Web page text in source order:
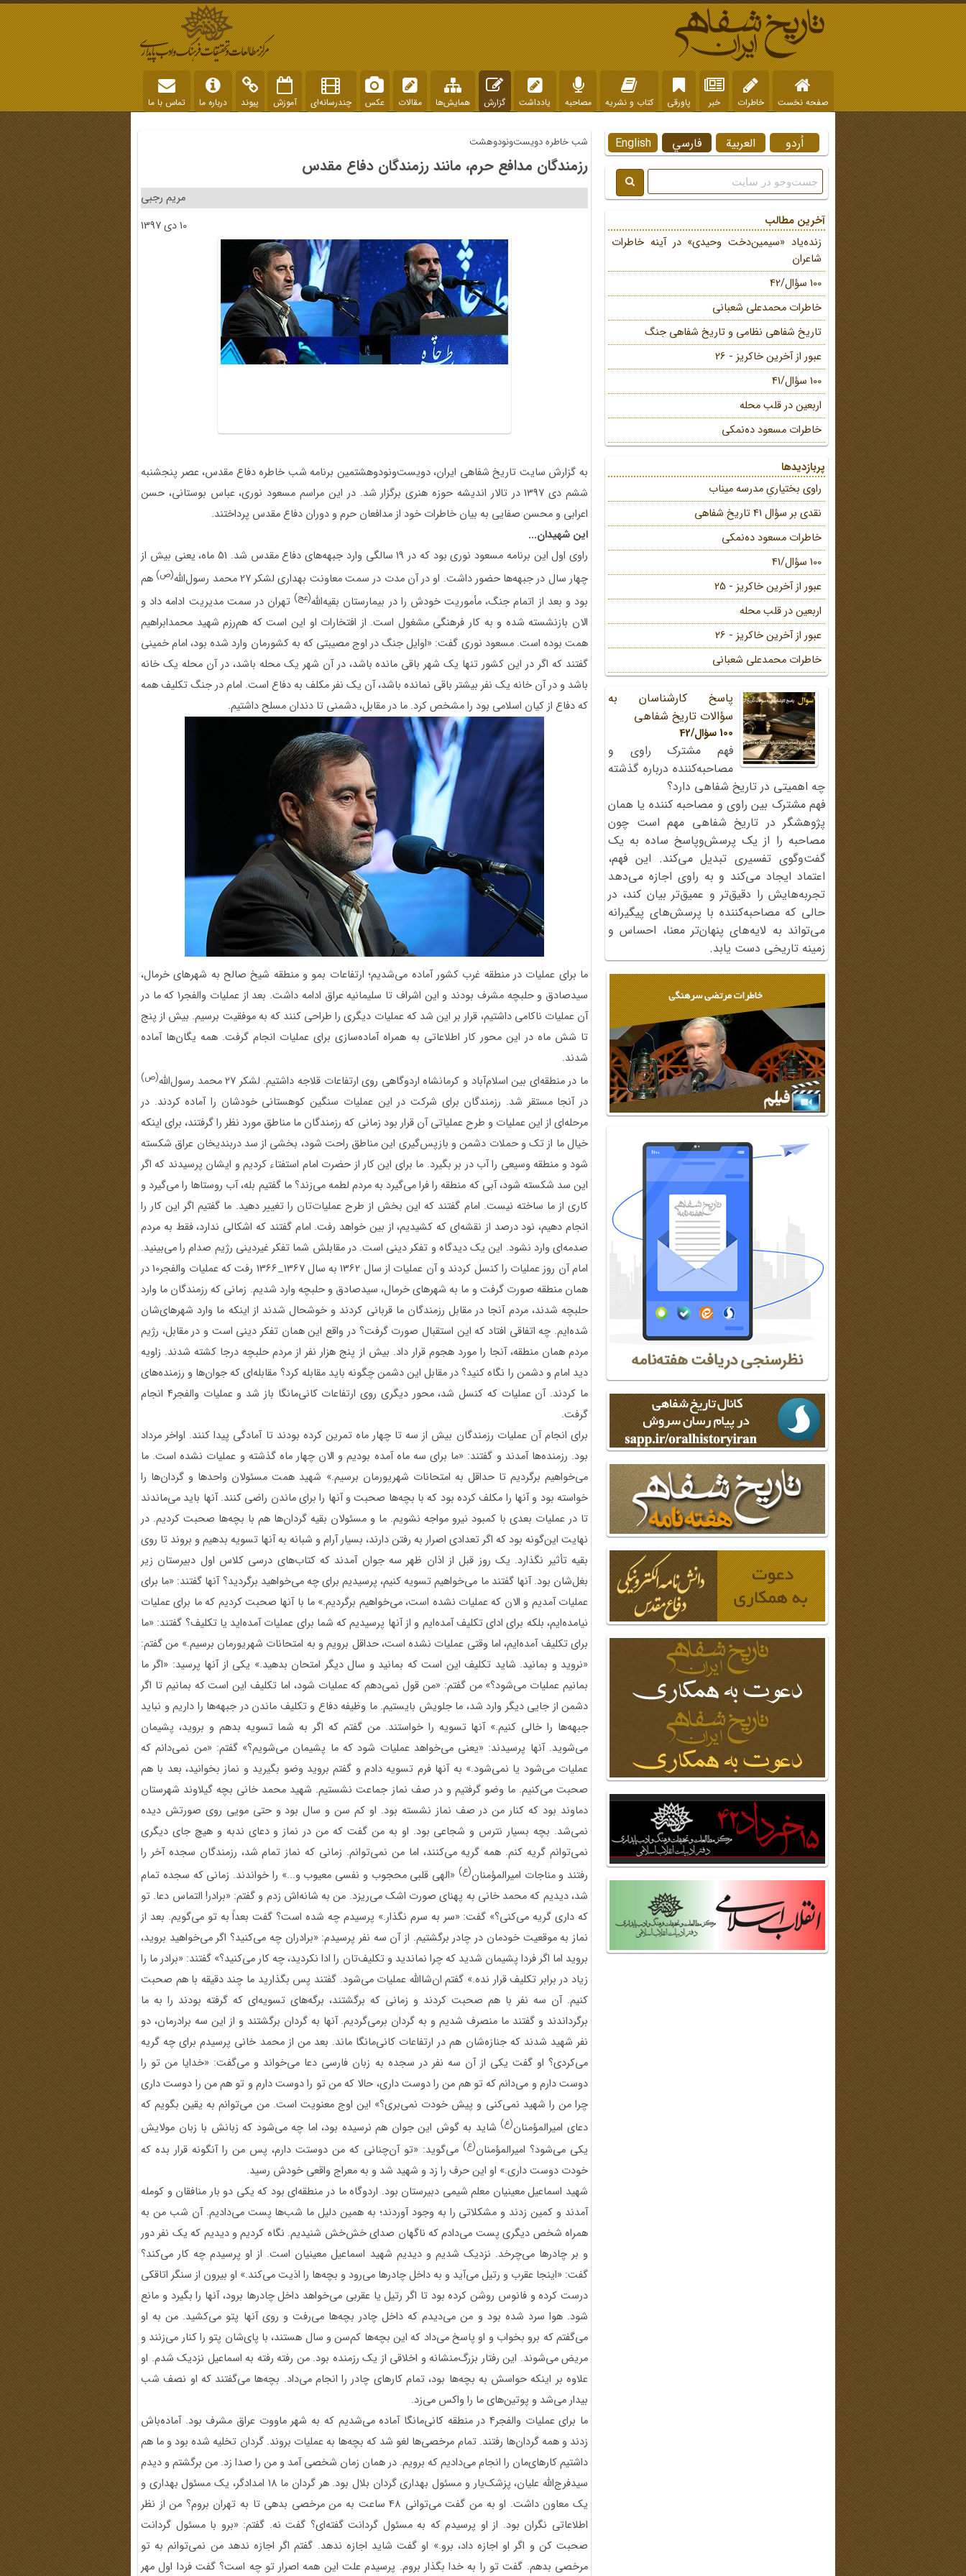
صفحه نخست خاطرات خبر پاورقی کتاب و نشریه مصاحبه یادداشت گزارش همایش‌ها مقالات عکس چندرسانه‌ای آموزش پیوند درباره ما تماس با ما
شب خاطره دویست‌ونودوهشت
رزمندگان مدافع حرم، مانند رزمندگان دفاع مقدس
مریم رجبی
10 دی 1397
به گزارش سایت تاریخ شفاهی ایران، دویست‌ونودوهشتمین برنامه شب خاطره دفاع مقدس، عصر پنجشنبه
ششم دی 1397 در تالار اندیشه حوزه هنری برگزار شد. در این مراسم مسعود نوری، عباس بوستانی، حسن
اعرابی و محسن صفایی به بیان خاطرات خود از مدافعان حرم و دوران دفاع مقدس پرداختند.
این شهیدان...
راوی اول این برنامه مسعود نوری بود که در 19 سالگی وارد جبهه‌های دفاع مقدس شد. 51 ماه، یعنی بیش از
چهار سال در جبهه‌ها حضور داشت. او در آن مدت در سمت معاونت بهداری لشکر 27 محمد رسول‌الله
(ص) هم
بود و بعد از اتمام جنگ، مأموریت خودش را در بیمارستان بقیه‌الله(عج) تهران در سمت مدیریت ادامه داد و
الان بازنشسته شده و به کار فرهنگی مشغول است. از افتخارات او این است که هم‌رزم شهید محمدابراهیم
همت بوده است. مسعود نوری گفت: «اوایل جنگ در اوج مصیبتی که به کشورمان وارد شده بود، امام خمینی
گفتند که اگر در این کشور تنها یک شهر باقی مانده باشد، در آن شهر یک محله باشد، در آن محله یک خانه
باشد و در آن خانه یک نفر بیشتر باقی نمانده باشد، آن یک نفر مکلف به دفاع است. امام در جنگ تکلیف همه
که دفاع از کیان اسلامی بود را مشخص کرد. ما در مقابل، دشمنی تا دندان مسلح داشتیم.
ما برای عملیات در منطقه غرب کشور آماده می‌شدیم؛ ارتفاعات بمو و منطقه شیخ صالح به شهرهای خرمال،
سیدصادق و حلبچه مشرف بودند و این اشراف تا سلیمانیه عراق ادامه داشت. بعد از عملیات والفجر1 که ما در
آن عملیات ناکامی داشتیم، قرار بر این شد که عملیات دیگری را طراحی کنند که به موفقیت برسیم. بیش از پنج
تا شش ماه در این محور کار اطلاعاتی به همراه آماده‌سازی برای عملیات انجام گرفت. همه یگان‌ها آماده
شدند.
ما در منطقه‌ای بین اسلام‌آباد و کرمانشاه اردوگاهی روی ارتفاعات قلاجه داشتیم. لشکر 27 محمد رسول‌الله
(ص)
در آنجا مستقر شد. رزمندگان برای شرکت در این عملیات سنگین کوهستانی خودشان را آماده ‌کردند. در
مرحله‌ای از این عملیات و طرح عملیاتی آن قرار بود زمانی که رزمندگان ما مناطق مورد نظر را گرفتند، برای اینکه
خیال ما از تک و حملات دشمن و بازپس‌گیری این مناطق راحت شود، بخشی از سد دربندیخان عراق شکسته
شود و منطقه وسیعی را آب در بر بگیرد. ما برای این کار از حضرت امام استفتاء کردیم و ایشان پرسیدند که اگر
این سد شکسته شود، آبی که منطقه را فرا می‌گیرد به مردم لطمه می‌زند؟ ما گفتیم بله، آب روستاها را می‌گیرد و
کاری از ما ساخته نیست. امام گفتند که این بخش از طرح عملیات‌تان را تغییر دهید. ما گفتیم اگر این کار را
انجام دهیم، نود درصد از نقشه‌ای که کشیدیم، از بین خواهد رفت. امام گفتند که اشکالی ندارد، فقط به مردم
صدمه‌ای وارد نشود. این یک دیدگاه و تفکر دینی است. در مقابلش شما تفکر غیردینی رژیم صدام را می‌بینید.
امام آن روز عملیات را کنسل کردند و آن عملیات از سال 1362 به سال 1367_1366 رفت که عملیات والفجر10 در
همان منطقه صورت گرفت و ما به شهرهای خرمال، سیدصادق و حلبچه وارد شدیم. زمانی که رزمندگان ما وارد
حلبچه شدند، مردم آنجا در مقابل رزمندگان ما قربانی کردند و خوشحال شدند از اینکه ما وارد شهرهای‌شان
شده‌ایم. چه اتفاقی افتاد که این استقبال صورت گرفت؟ در واقع این همان تفکر دینی است و در مقابل، رژیم
مردم همان منطقه، آنجا را مورد هجوم قرار داد. بیش از پنج هزار نفر از مردم حلبچه درجا کشته شدند. زاویه
دید امام و دشمن را نگاه کنید؟ در مقابل این‌ دشمن چگونه باید مقابله کرد؟ مقابله‌ای که جوان‌ها و رزمنده‌های
ما کردند. آن عملیات که کنسل شد، محور دیگری روی ارتفاعات کانی‌مانگا باز شد و عملیات والفجر4 انجام
گرفت.
برای انجام آن عملیات رزمندگان بیش از سه تا چهار ماه تمرین کرده بودند تا آمادگی پیدا کنند. اواخر مرداد
بود. رزمنده‌ها آمدند و گفتند: «ما برای سه ماه آمده بودیم و الان چهار ماه گذشته و عملیات نشده است. ما
می‌خواهیم برگردیم تا حداقل به امتحانات شهریورمان برسیم.» شهید همت مسئولان واحدها و گردان‌ها را
خواسته بود و آنها را مکلف کرده بود که با بچه‌ها صحبت و آنها را برای ماندن راضی کنند. آنها باید می‌ماندند
تا در عملیات بعدی با کمبود نیرو مواجه نشویم. ما و مسئولان بقیه گردان‌ها هم با بچه‌ها صحبت ‌کردیم. در
نهایت این‌گونه بود که اگر تعدادی اصرار به رفتن دارند، بسیار آرام و شبانه به آنها تسویه بدهیم و بروند تا روی
بقیه تأثیر نگذارد. یک روز قبل از اذان ظهر سه جوان آمدند که کتاب‌های درسی کلاس اول دبیرستان زیر
بغل‌شان بود. آنها گفتند ما می‌خواهیم تسویه کنیم، پرسیدیم برای چه می‌خواهید برگردید؟ آنها گفتند: «ما برای
عملیات آمدیم و الان که عملیات نشده است، می‌خواهیم برگردیم.» ما با آنها صحبت کردیم که ما برای عملیات
نیامده‌ایم، بلکه برای ادای تکلیف آمده‌ایم و از آنها پرسیدیم که شما برای عملیات آمده‌اید یا تکلیف؟ گفتند: «ما
برای تکلیف آمده‌ایم، اما وقتی عملیات نشده است، حداقل برویم و به امتحانات شهریورمان برسیم.» من گفتم:
«نروید و بمانید. شاید تکلیف این است که بمانید و سال دیگر امتحان بدهید.» یکی از آنها پرسید: «اگر ما
بمانیم عملیات می‎‌شود؟» من گفتم: «من قول نمی‌دهم که عملیات شود، اما تکلیف این است که بمانیم تا اگر
دشمن از جایی دیگر وارد شد، ما جلویش بایستیم. ما وظیفه دفاع و تکلیف ماندن در جبهه‌ها را داریم و نباید
جبهه‌ها را خالی کنیم.» آنها تسویه را خواستند. من گفتم که اگر به شما تسویه بدهم و بروید، پشیمان
می‌شوید. آنها پرسیدند: «یعنی می‌خواهد عملیات شود که ما پشیمان می‌شویم؟» گفتم: «من نمی‌دانم که
عملیات می‌شود یا نمی‌شود.» به آنها فرم تسویه دادم و گفتم بروید وضو بگیرید و نماز بخوانید، بعد با هم
صحبت می‌کنیم. ما وضو گرفتیم و در صف نماز جماعت نشستیم. شهید محمد خانی بچه گیلاوند شهرستان
دماوند بود که کنار من در صف نماز نشسته بود. او کم سن و سال بود و حتی مویی روی صورتش دیده
نمی‌شد. بچه بسیار نترس و شجاعی بود. او به من ‌گفت که من در نماز و دعای ندبه و هیچ جای دیگری
نمی‌توانم گریه کنم. همه گریه می‌کنند، اما من نمی‌توانم. زمانی که نماز تمام شد، رزمندگان سجده آخر را
‌رفتند و مناجات امیرالمؤمنان(ع) «الهی قلبی محجوب و نفسی معیوب و...» را ‌خواندند. زمانی که سجده تمام
شد، دیدیم که محمد خانی به پهنای صورت اشک می‌ریزد. من به شانه‌اش زدم و گفتم: «برادر! التماس دعا. تو
که داری گریه می‌کنی؟» گفت: «سر به سرم نگذار.» پرسیدم چه شده است؟ گفت بعداً به تو می‌گویم. بعد از
نماز به موقعیت خودمان در چادر برگشتیم. از آن سه نفر پرسیدم: «برادران چه می‌کنید؟ اگر می‌خواهید بروید،
بروید اما اگر فردا پشیمان شدید که چرا نماندید و تکلیف‌تان را ادا نکردید، چه کار می‌کنید؟» گفتند: «برادر ما را
زیاد در برابر تکلیف قرار نده.» گفتم ان‌شاالله عملیات می‌شود. گفتند پس بگذارید ما چند دقیقه با هم صحبت
کنیم. آن سه نفر با هم صحبت کردند و زمانی که برگشتند، برگه‌های تسویه‌ای که گرفته بودند را به ما
برگرداندند و گفتند ما منصرف شدیم و به گردان برمی‌گردیم. آنها به گردان برگشتند و از این سه برادرمان، دو
نفر شهید شدند که جنازه‌شان هم در ارتفاعات کانی‌مانگا ماند. بعد من از محمد خانی پرسیدم برای چه گریه
می‌کردی؟ او گفت یکی از آن سه نفر در سجده به زبان فارسی دعا می‌خواند و می‌گفت: «خدایا من تو را
دوست دارم و می‌دانم که تو هم من را دوست داری، حالا که من تو را دوست دارم و تو هم من را دوست داری
چرا من را شهید نمی‌کنی و پیش خودت نمی‌بری؟» این اوج معنویت است. من می‌توانم به یقین بگویم که
دعای امیرالمؤمنان(ع) شاید به گوش این جوان هم نرسیده بود، اما چه می‌شود که زبانش با زبان مولایش
یکی می‌شود؟ امیرالمؤمنان(ع) می‌گوید: «تو آن‌چنانی که من دوستت دارم، پس من را آنگونه قرار بده که
خودت دوست داری.» او این حرف را زد و شهید شد و به معراج واقعی خودش ‌رسید.
شهید اسماعیل معینیان معلم شیمی دبیرستان بود. اردوگاه ما در منطقه‌ای بود که یکی دو بار منافقان و کومله
آمدند و کمین زدند و مشکلاتی را به وجود آوردند؛ به همین دلیل ما شب‌ها پست می‌دادیم. آن شب من به
همراه شخص دیگری پست می‌دادم که ناگهان صدای خش‌خش شنیدیم. نگاه کردیم و دیدیم که یک نفر دور
و بر چادرها می‌چرخد. نزدیک شدیم و دیدیم شهید اسماعیل معینیان است. از او پرسیدم چه کار می‌کند؟
گفت: «اینجا عقرب و رتیل می‌آید و به داخل چادرها می‌رود و بچه‌ها را اذیت می‌کند.» او بیرون از سنگر اتاقکی
درست کرده و فانوس روشن کرده بود تا اگر رتیل یا عقربی می‌خواهد داخل چادرها برود، آنها را بگیرد و مانع
شود. هوا سرد شده بود و من می‌دیدم که داخل چادر بچه‌ها می‌رفت و روی آنها پتو می‌کشید. من به او
می‌گفتم که برو بخواب و او پاسخ می‌داد که این بچه‌ها کم‌سن و سال هستند، با پای‌شان پتو را کنار می‌زنند و
مریض می‌شوند. این رفتار بزرگ‌منشانه و اخلاقی از یک رزمنده بود. من رفته رفته به اسماعیل نزدیک شدم. او
علاوه بر اینکه حواسش به بچه‌ها بود، تمام کارهای چادر را انجام می‌داد. بچه‌ها می‌گفتند که او نصف شب
بیدار می‌شد و پوتین‌های ما را واکس می‌زد.
ما برای عملیات والفجر4 در منطقه کانی‌مانگا آماده می‌شدیم که به شهر ماووت عراق مشرف بود. آماده‌باش
زدند و همه گردان‌ها رفتند. تمام مرخصی‌ها لغو شد که بچه‌ها به عملیات بروند. گردان تخلیه شده بود و ما هم
داشتیم کارهای‌مان را انجام می‌دادیم که برویم. در همان زمان شخصی آمد و من را صدا زد. من برگشتم و دیدم
سیدفرج‌الله علیان، پزشک‌یار و مسئول بهداری گردان بلال بود. هر گردان ما 18 امدادگر، یک مسئول بهداری و
یک معاون داشت. او به من گفت می‌توانی 48 ساعت به من مرخصی بدهی تا به تهران بروم؟ من از نظر
اطلاعاتی نگران بود. از او پرسیدم که به مسئول گردانت گفته‌ای؟ گفت نه. گفتم: «برو با مسئول گردانت
صحبت کن و اگر او اجازه داد، برو.» او گفت شاید اجازه ندهد. گفتم اگر اجازه ندهد من نمی‌توانم به تو
مرخصی بدهم. گفت تو را به خدا بگذار بروم. پرسیدم علت این همه اصرار تو چه است؟ گفت فردا اول مهر
English فارسي العربية اُردو
آخرین مطالب
زنده‌یاد «سیمین‌دخت وحیدی» در آینه خاطرات
شاعران
100 سؤال/42
خاطرات محمد‌علی شعبانی
تاریخ شفاهی نظامی و تاریخ شفاهی جنگ
عبور از آخرین خاکریز - 26
100 سؤال/41
اربعین در قلب محله
خاطرات مسعود ده‌نمکی
پربازدیدها
راوی بختیاریِ مدرسه میناب
نقدی بر سؤال 41 تاریخ شفاهی
خاطرات مسعود ده‌نمکی
100 سؤال/41
عبور از آخرین خاکریز - 25
اربعین در قلب محله
عبور از آخرین خاکریز - 26
خاطرات محمد‌علی شعبانی
پاسخ کارشناسان به
سؤالات تاریخ شفاهی
100 سؤال/42
فهم مشترک راوی و
مصاحبه‌کننده درباره گذشته
چه اهمیتی در تاریخ شفاهی دارد؟
فهم مشترک بین راوی و مصاحبه کننده یا همان
پژوهشگر در تاریخ شفاهی مهم است چون
مصاحبه را از یک پرسش‌وپاسخ ساده به یک
گفت‌وگوی تفسیری تبدیل می‌کند. این فهم،
اعتماد ایجاد می‌کند و به راوی اجازه می‌دهد
تجربه‌هایش را دقیق‌تر و عمیق‌تر بیان کند، در
حالی که مصاحبه‌کننده با پرسش‌های پیگیرانه
می‌تواند به لایه‌های پنهان‌تر معنا، احساس و
زمینه تاریخی دست یابد.